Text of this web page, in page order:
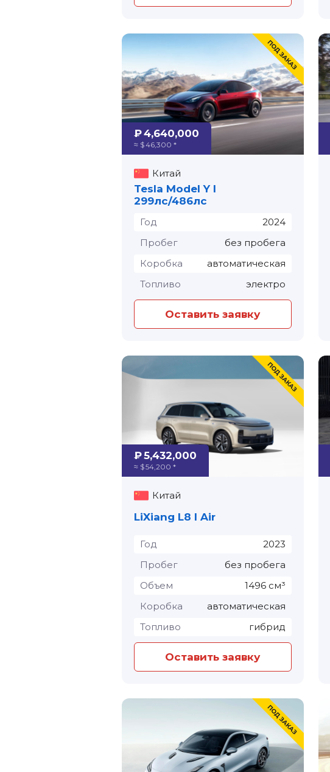
₽ 4,640,000
≈ $ 46,300 *
Китай
Tesla Model Y I
299лс/486лс
Год
2024
Пробег
без пробега
Коробка
автоматическая
Топливо
электро
Оставить заявку
₽ 5,432,000
≈ $ 54,200 *
Китай
LiXiang L8 I Air
Год
2023
Пробег
без пробега
Объем
1496 см³
Коробка
автоматическая
Топливо
гибрид
Оставить заявку